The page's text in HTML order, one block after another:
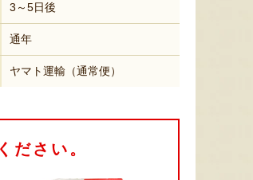
3～5日後
通年
ヤマト運輸（通常便）
ださい。